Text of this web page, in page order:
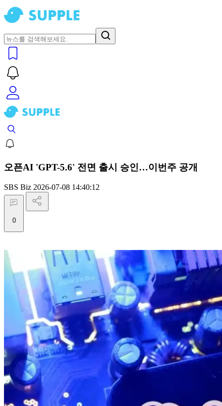
오픈AI 'GPT-5.6' 전면 출시 승인…이번주 공개
SBS Biz 2026-07-08 14:40:12
0